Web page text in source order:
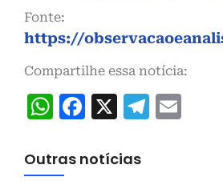
Fonte:
https://
Compartilhe essa notícia:
WhatsApp
Facebook
X
Outras notícias